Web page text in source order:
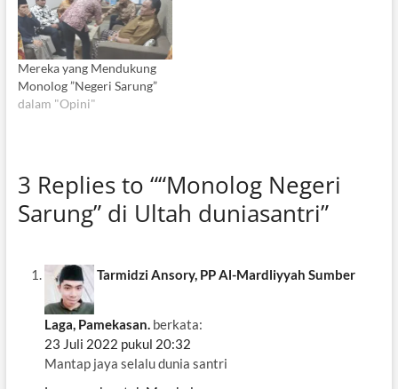
Mereka yang Mendukung
Monolog ”Negeri Sarung”
dalam "Opini"
3 Replies to ““Monolog Negeri
Sarung” di Ultah duniasantri”
Tarmidzi Ansory, PP Al-Mardliyyah Sumber
Laga, Pamekasan. berkata:
23 Juli 2022 pukul 20:32
Mantap jaya selalu dunia santri